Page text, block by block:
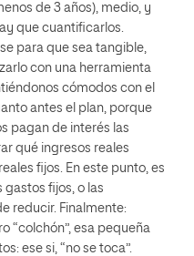
de 3 años), medio, y
que cuantificarlos.
para que sea tangible,
con una herramienta
cómodos con el
antes el plan, porque
pagan de interés las
qué ingresos reales
fijos. En este punto, es
gastos fijos, o las
reducir. Finalmente:
“colchón”, esa pequeña
ese si, “no se toca”.